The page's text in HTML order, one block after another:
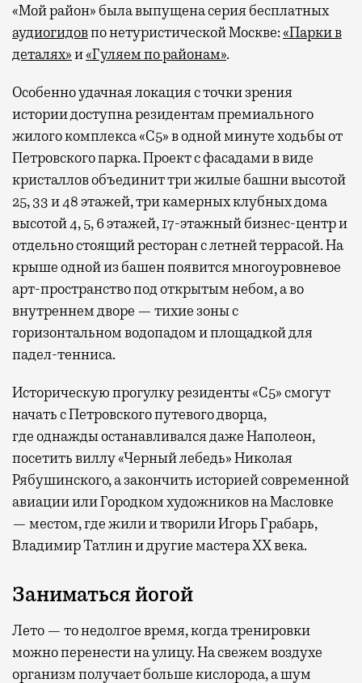
«Мой район» была выпущена серия бесплатных
аудиогидовпо нетуристической Москве:«Парки в
деталях»и«Гуляем по районам».
Особенно удачная локация с точки зрения
истории доступна резидентам премиального
жилого комплекса «С5»в одной минуте ходьбы от
Петровского парка. Проект с фасадами в виде
кристаллов объединит три жилые башни высотой
25, 33 и 48 этажей, три камерных клубных дома
высотой 4, 5, 6 этажей, 17-этажный бизнес-центр и
отдельно стоящий ресторан с летней террасой. На
крыше одной из башен появится многоуровневое
арт-пространство под открытым небом, а во
внутреннем дворе — тихие зоны с
горизонтальном водопадом и площадкой для
падел-тенниса.
Историческую прогулку резиденты «С5» смогут
начать с Петровского путевого дворца,
гдеоднажды останавливался даже Наполеон,
посетить виллу «Черный лебедь» Николая
Рябушинского, а закончить историей современной
авиации или Городком художников на Масловке
— местом, где жили и творили Игорь Грабарь,
Владимир Татлин и другие мастера XX века.
Заниматься йогой
Лето — то недолгое время, когда тренировки
можно перенести на улицу. На свежем воздухе
организм получает больше кислорода, а шум